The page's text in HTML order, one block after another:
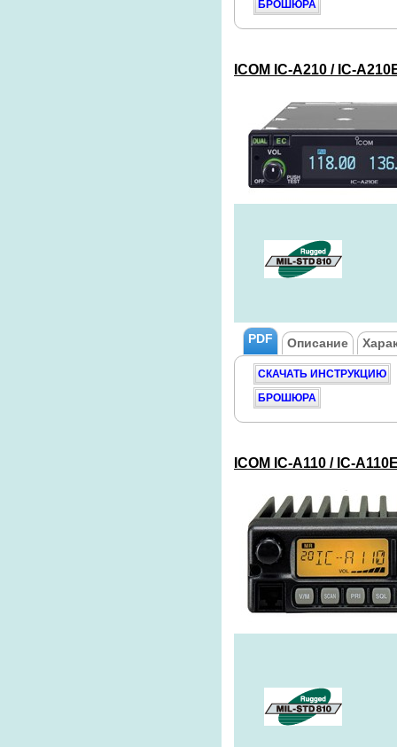
БРОШЮРА
ICOM IC-A210 / IC-
PDF Описание
СКАЧАТЬ ИНСТРУКЦИЮ
БРОШЮРА
ICOM IC-A110 / IC-